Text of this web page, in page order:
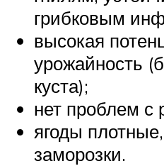
грибковым
высокая
урожайность
куста);
нет проблем с
ягоды
заморозки.